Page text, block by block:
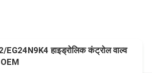
EG24N9K4 हाइड्रोलिक कंट्रोल वाल्व
OEM